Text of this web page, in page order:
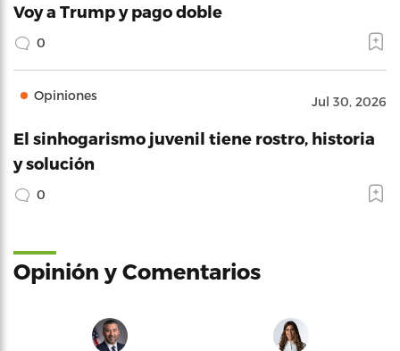
Voy a Trump y pago doble
0
Opiniones Jul 30, 2026
El sinhogarismo juvenil tiene rostro, historia
y solución
0
Opinión y Comentarios